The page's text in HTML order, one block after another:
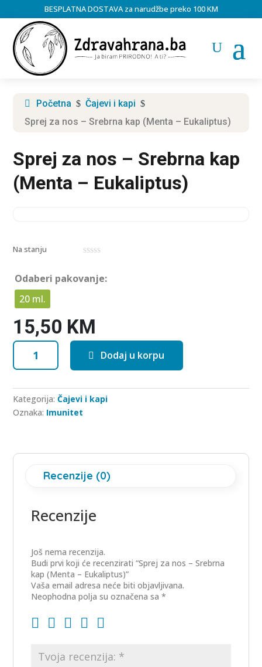
BESPLATNA DOSTAVA za narudžbe preko 100 KM
Početna $ Čajevi i kapi $
Sprej za nos – Srebrna kap (Menta – Eukaliptus)
Sprej za nos – Srebrna kap
(Menta – Eukaliptus)
Na stanju
t
Odaberi pakovanje:
20 ml.
15,50 KM
Sprej
nos
-
Srebrna
kap
Eukaliptus)
Dodaj u korpu
Kategorija:Čajevi i kapi
Oznaka: Imunitet
Recenzije (0)
Recenzije
Još nema recenzija.
Budi prvi koji će recenzirati “Sprej za nos – Srebrna
kap (Menta – Eukaliptus)”
Vaša email adresa neće biti objavljivana.
Neophodna polja su označena sa*